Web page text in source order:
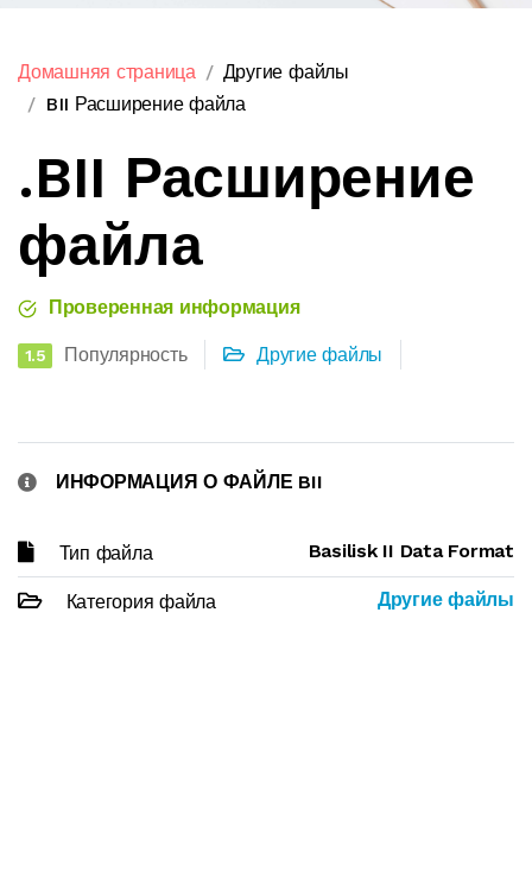
Домашняя страница
Другие файлы
BII Расширение файла
.BII Расширение
файла
Проверенная информация
1.5 Популярность Другие файлы
ИНФОРМАЦИЯ О ФАЙЛЕ BII
Тип файла Basilisk II Data Format
Категория файла Другие файлы